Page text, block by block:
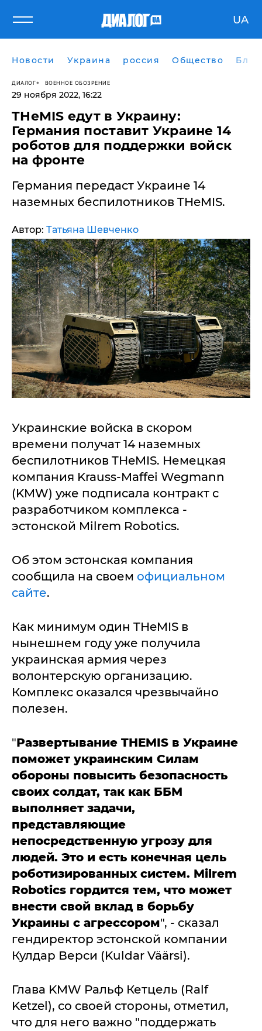
UA
Новости Украина россия Общество
ДИАЛОГ ВОЕННОЕ ОБОЗРЕНИЕ
29 ноября 2022, 16:22
​THeMIS едут в Украину:
Германия поставит Украине 14
роботов для поддержки войск
на фронте
Германия передаст Украине 14
наземных беспилотников THeMIS.
Автор: Татьяна Шевченко
Украинские войска в скором
времени получат 14 наземных
беспилотников THeMIS. Немецкая
компания Krauss-Maffei Wegmann
(KMW) уже подписала контракт с
разработчиком комплекса -
эстонской Milrem Robotics.
Об этом эстонская компания
сообщила на своем официальном
сайте.
Как минимум один THeMIS в
нынешнем году уже получила
украинская армия через
волонтерскую организацию.
Комплекс оказался чрезвычайно
полезен.
"Развертывание THEMIS в Украине
поможет украинским Силам
обороны повысить безопасность
своих солдат, так как ББМ
выполняет задачи,
представляющие
непосредственную угрозу для
людей. Это и есть конечная цель
роботизированных систем. Milrem
Robotics гордится тем, что может
внести свой вклад в борьбу
Украины с агрессором", - сказал
гендиректор эстонской компании
Кулдар Верси (Kuldar Väärsi).
Глава KMW Ральф Кетцель (Ralf
Ketzel), со своей стороны, отметил,
что для него важно "поддержать